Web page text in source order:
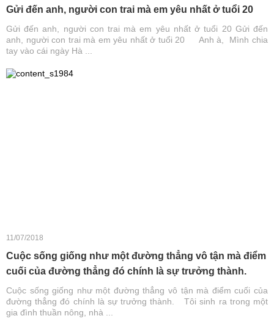
Gửi đến anh, người con trai mà em yêu nhất ở tuổi 20
Gửi đến anh, người con trai mà em yêu nhất ở tuổi 20 Gửi đến
anh, người con trai mà em yêu nhất ở tuổi 20 Anh à, Mình chia
tay vào cái ngày Hà ...
11/07/2018
Cuộc sống giống như một đường thẳng vô tận mà điểm
cuối của đường thẳng đó chính là sự trưởng thành.
Cuộc sống giống như một đường thẳng vô tận mà điểm cuối của
đường thẳng đó chính là sự trưởng thành. Tôi sinh ra trong một
gia đình thuần nông, nhà ...